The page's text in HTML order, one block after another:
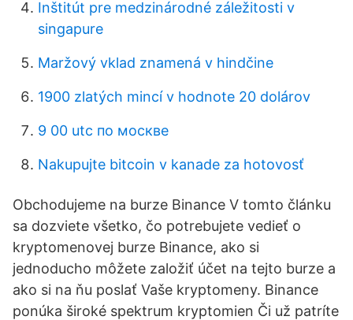
Inštitút pre medzinárodné záležitosti v
singapure
Maržový vklad znamená v hindčine
1900 zlatých mincí v hodnote 20 dolárov
9 00 utc по москве
Nakupujte bitcoin v kanade za hotovosť
Obchodujeme na burze Binance V tomto článku
sa dozviete všetko, čo potrebujete vedieť o
kryptomenovej burze Binance, ako si
jednoducho môžete založiť účet na tejto burze a
ako si na ňu poslať Vaše kryptomeny. Binance
ponúka široké spektrum kryptomien Či už patríte